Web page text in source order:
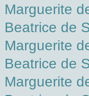
Marguerite
Beatrice de
Marguerite
Beatrice de
Marguerite